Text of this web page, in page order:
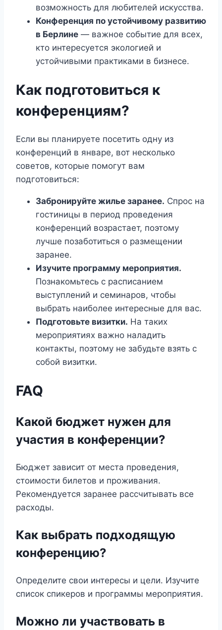
возможность для любителей искусства.
Конференция по устойчивому развитию
в Берлине — важное событие для всех,
кто интересуется экологией и
устойчивыми практиками в бизнесе.
Как подготовиться к
конференциям?
Если вы планируете посетить одну из
конференций в январе, вот несколько
советов, которые помогут вам
подготовиться:
Забронируйте жилье заранее. Спрос на
гостиницы в период проведения
конференций возрастает, поэтому
лучше позаботиться о размещении
заранее.
Изучите программу мероприятия.
Познакомьтесь с расписанием
выступлений и семинаров, чтобы
выбрать наиболее интересные для вас.
Подготовьте визитки. На таких
мероприятиях важно наладить
контакты, поэтому не забудьте взять с
собой визитки.
FAQ
Какой бюджет нужен для
участия в конференции?
Бюджет зависит от места проведения,
стоимости билетов и проживания.
Рекомендуется заранее рассчитывать все
расходы.
Как выбрать подходящую
конференцию?
Определите свои интересы и цели. Изучите
список спикеров и программы мероприятия.
Можно ли участвовать в